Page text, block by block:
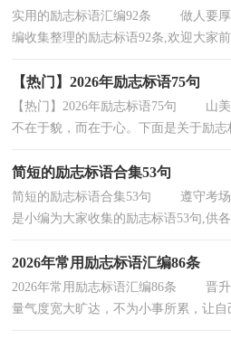
实用的励志标语汇编92条 做人要厚
编收集整理的励志标语92条,欢迎大家
【热门】2026年励志标语75句
【热门】2026年励志标语75句 山美
不在于貌，而在于心。下面是关于励
简短的励志标语合集53句
简短的励志标语合集53句 遵守考场
是小编为大家收集的励志标语53句,供
2026年常用励志标语汇编86条
2026年常用励志标语汇编86条 晋升
量气度宽大旷达，不为小事所累，让